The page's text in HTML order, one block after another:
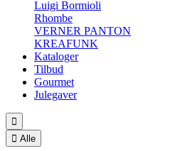
Luigi Bormioli
Rhombe
VERNER PANTON
KREAFUNK
Kataloger
Tilbud
Gourmet
Julegaver

 Alle